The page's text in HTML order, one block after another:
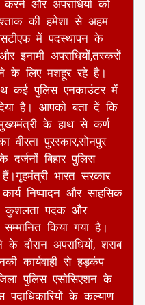
और अपराधियों को
की हमेशा से अहम
में पदस्थापन के
इनामी अपराधियों,तस्करों
के लिए मशहूर रहे है।
कई पुलिस एनकाउंटर में
है। आपको बता दें कि
के हाथ से कर्ण
पुरस्कार,सोनपुर
दर्जनों बिहार पुलिस
भारत सरकार
निष्पादन और साहसिक
कुशलता पदक और
किया गया है।
दौरान अपराधियों, शराब
कार्यवाही से हड़कंप
पुलिस एसोसिएशन के
के कल्याण